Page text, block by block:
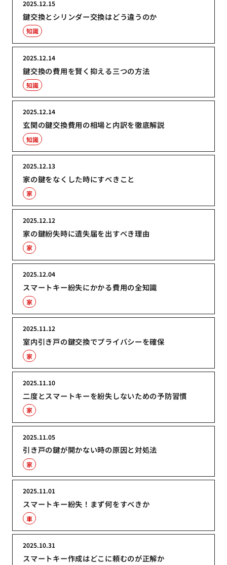
鍵交換とシリンダー交換はどう違うのか
2025.12.15
知識
鍵交換の費用を賢く抑える三つの方法
2025.12.14
知識
玄関の鍵交換費用の相場と内訳を徹底解説
2025.12.14
知識
家の鍵をなくした時にすべきこと
2025.12.13
家
家の鍵紛失時に遺失届を出すべき理由
2025.12.12
家
スマートキー紛失にかかる費用の全知識
2025.12.04
家
室内引き戸の鍵交換でプライバシーを確保
2025.11.12
家
二度とスマートキーを紛失しないための予防習慣
2025.11.10
家
引き戸の鍵が開かない時の原因と対処法
2025.11.05
家
スマートキー紛失！まず何をすべきか
2025.11.01
車
スマートキー作成はどこに頼むのが正解か
2025.10.31